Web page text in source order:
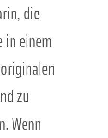
die
in einem
zu
Wenn